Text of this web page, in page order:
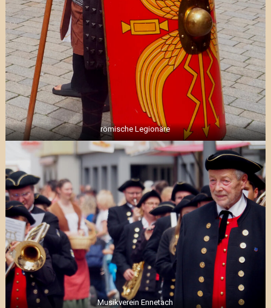
römische Legionäre
Musikverein Ennetach